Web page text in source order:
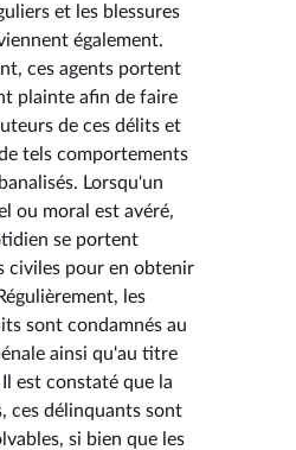
et les blessures
également.
ces agents portent
plainte afin de faire
de ces délits et
tels comportements
Lorsqu'un
ou moral est avéré,
se portent
civiles pour en obtenir
les
sont condamnés au
ainsi qu'au titre
est constaté que la
ces délinquants sont
si bien que les